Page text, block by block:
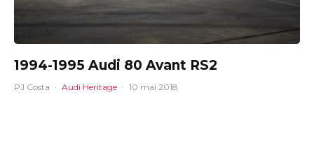
1994-1995 Audi 80 Avant RS2
PJ Costa · Audi Heritage · 10 mai 2018